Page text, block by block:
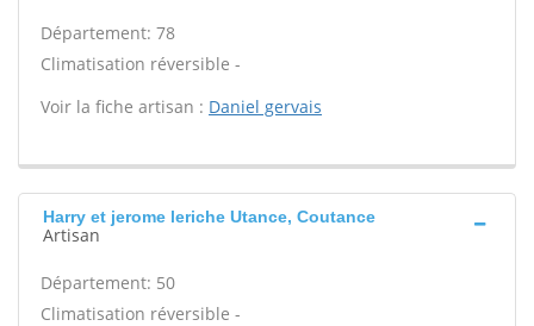
Département: 78
Climatisation réversible -
Voir la fiche artisan : Daniel gervais
Harry et jerome leriche Utance, Coutance
Artisan
Département: 50
Climatisation réversible -